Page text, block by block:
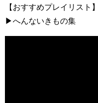
【おすすめプレイリスト】
▶へんないきもの集